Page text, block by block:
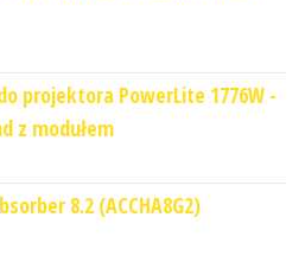
projektora PowerLite 1776W -
z modułem
8.2 (ACCHA8G2)